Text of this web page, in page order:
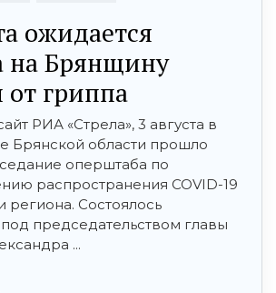
ожидается
на Брянщину
гриппа
РИА «Стрела», 3 августа в
Брянской области прошло
оперштаба по
распространения COVID-19
региона. Состоялось
председательством главы
...